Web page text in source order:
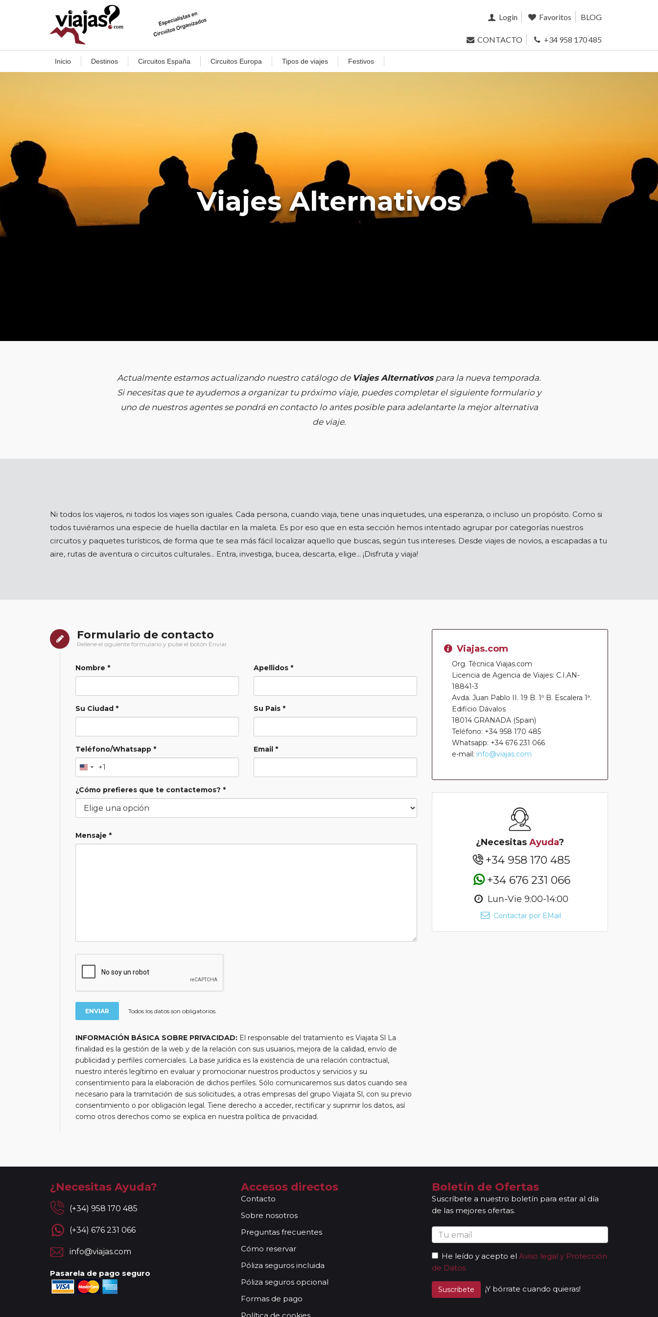
Login Favoritos BLOG
CONTACTO +34 958 170 485
Inicio Destinos Circuitos España Circuitos Europa Tipos de viajes Festivos
Viajes Alternativos
Actualmente estamos actualizando nuestro catálogo de Viajes Alternativospara la nueva temporada.
Si necesitas que te ayudemos a organizar tu próximo viaje, puedes completar el siguiente formulario y
uno de nuestros agentes se pondrá en contacto lo antes posible para adelantarte la mejor alternativa
de viaje.
Ni todos los viajeros, ni todos los viajes son iguales. Cada persona, cuando viaja, tiene unas inquietudes, una esperanza, o incluso un propósito. Como si
todos tuviéramos una especie de huella dactilar en la maleta. Es por eso que en esta sección hemos intentado agrupar por categorías nuestros
circuitos y paquetes turísticos, de forma que te sea más fácil localizar aquello que buscas, según tus intereses. Desde viajes de novios, a escapadas a tu
aire, rutas de aventura o circuitos culturales... Entra, investiga, bucea, descarta, elige... ¡Disfruta y viaja!
Formulario de contacto
Rellene el siguiente formulario y pulse el botón Enviar.
Nombre * Apellidos *
Su Ciudad * Su Pais *
Teléfono/Whatsapp *
+1
Email *
¿Cómo prefieres que te contactemos? *
Mensaje *
Todos los datos son obligatorios.
INFORMACIÓN BÁSICA SOBRE PRIVACIDAD: El responsable del tratamiento es Viajata Sl La
finalidad es la gestión de la web y de la relación con sus usuarios, mejora de la calidad, envío de
publicidad y perfiles comerciales. La base jurídica es la existencia de una relación contractual,
nuestro interés legítimo en evaluar y promocionar nuestros productos y servicios y su
consentimiento para la elaboración de dichos perfiles. Sólo comunicaremos sus datos cuando sea
necesario para la tramitación de sus solicitudes, a otras empresas del grupo Viajata Sl, con su previo
consentimiento o por obligación legal. Tiene derecho a acceder, rectificar y suprimir los datos, así
como otros derechos como se explica en nuestra política de privacidad.
Viajas.com
Org. Técnica Viajas.com
Licencia de Agencia de Viajes: C.I.AN-
18841-3
Avda. Juan Pablo II. 19 B. 1º B. Escalera 1ª.
Edificio Dávalos
18014 GRANADA (Spain)
Teléfono: +34 958 170 485
Whatsapp: +34 676 231 066
e-mail: info@viajas.com
¿Necesitas Ayuda?
+34 958 170 485
+34 676 231 066
Lun-Vie 9:00-14:00
Contactar por EMail
¿Necesitas Ayuda?
(+34) 958 170 485
(+34) 676 231 066
info@viajas.com
Pasarela de pago seguro
Accesos directos
Contacto
Sobre nosotros
Preguntas frecuentes
Cómo reservar
Póliza seguros incluida
Póliza seguros opcional
Formas de pago
Boletín de Ofertas
Suscríbete a nuestro boletín para estar al día
de las mejores ofertas.
He leído y acepto el Aviso legal y Protección
de Datos
Suscribete ¡Y bórrate cuando quieras!